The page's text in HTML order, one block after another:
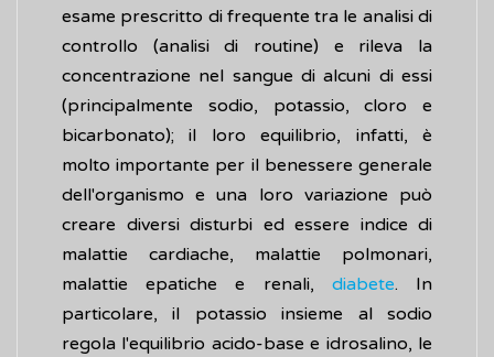
esame prescritto di frequente tra le analisi di
controllo (analisi di routine) e rileva la
concentrazione nel sangue di alcuni di essi
(principalmente sodio, potassio, cloro e
bicarbonato); il loro equilibrio, infatti, è
molto importante per il benessere generale
dell'organismo e una loro variazione può
creare diversi disturbi ed essere indice di
malattie cardiache, malattie polmonari,
malattie epatiche e renali, diabete. In
particolare, il potassio insieme al sodio
regola l'equilibrio acido-base e idrosalino, le